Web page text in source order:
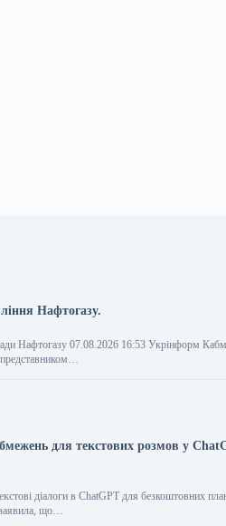
Нафтогазу.
Нафтогазу 07.08.2026 16:53 Укрінформ
для текстових розмов у
діалоги в ChatGPT для безкоштовних
що…